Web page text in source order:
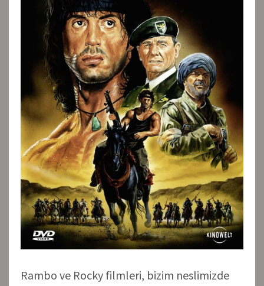
Rambo ve Rocky filmleri, bizim neslimizde